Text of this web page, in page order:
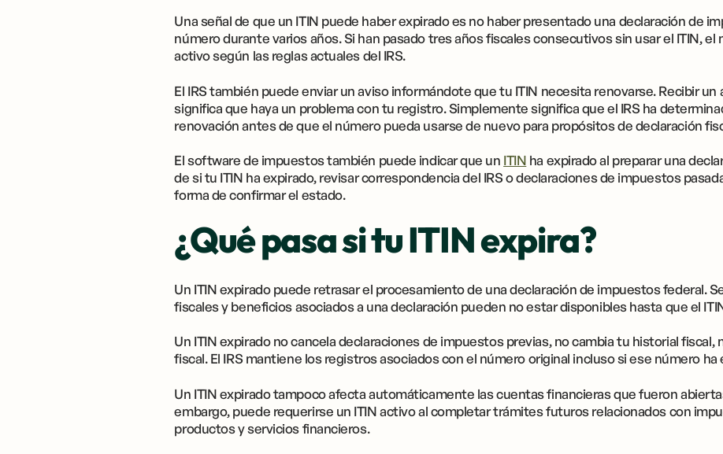
Una señal de que un ITIN puede haber expirado es no haber presentado una declaración de
número durante varios años. Si han pasado tres años fiscales consecutivos sin usar el ITIN,
activo según las reglas actuales del IRS.
El IRS también puede enviar un aviso informándote que tu ITIN necesita renovarse. Recibir un
significa que haya un problema con tu registro. Simplemente significa que el IRS ha
renovación antes de que el número pueda usarse de nuevo para propósitos de declaración
El software de impuestos también puede indicar que un ITIN ha expirado al preparar una
de si tu ITIN ha expirado, revisar correspondencia del IRS o declaraciones de impuestos
forma de confirmar el estado.
¿Qué pasa si tu ITIN expira?
Un ITIN expirado puede retrasar el procesamiento de una declaración de impuestos federal.
fiscales y beneficios asociados a una declaración pueden no estar disponibles hasta que el
Un ITIN expirado no cancela declaraciones de impuestos previas, no cambia tu historial fiscal,
fiscal. El IRS mantiene los registros asociados con el número original incluso si ese número
Un ITIN expirado tampoco afecta automáticamente las cuentas financieras que fueron
embargo, puede requerirse un ITIN activo al completar trámites futuros relacionados con
productos y servicios financieros.